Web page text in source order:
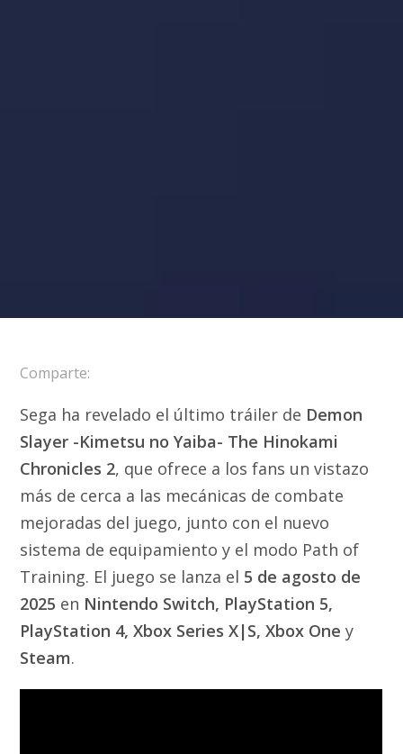
Comparte:
Sega ha revelado el último tráiler de Demon
Slayer -Kimetsu no Yaiba- The Hinokami
Chronicles 2, que ofrece a los fans un vistazo
más de cerca a las mecánicas de combate
mejoradas del juego, junto con el nuevo
sistema de equipamiento y el modo Path of
Training. El juego se lanza el 5 de agosto de
2025 en Nintendo Switch, PlayStation 5,
PlayStation 4, Xbox Series X|S, Xbox One y
Steam.